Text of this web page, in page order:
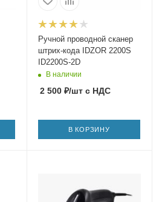
Ручной проводной сканер
штрих-кода IDZOR 2200S
ID2200S-2D
В наличии
2 500₽/штс НДС
В КОРЗИНУ